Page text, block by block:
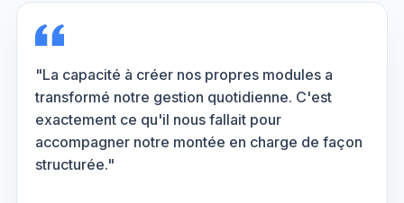
"La capacité à créer nos propres modules a
transformé notre gestion quotidienne. C'est
exactement ce qu'il nous fallait pour
accompagner notre montée en charge de façon
structurée."